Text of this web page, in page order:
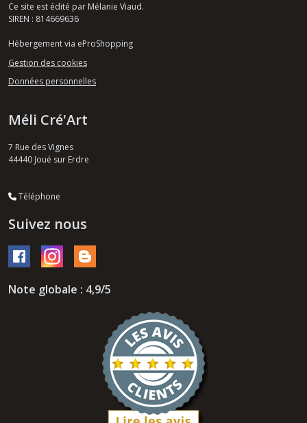
Ce site est édité par Mélanie Viaud.
SIREN : 814669636
Hébergement via eProShopping
Gestion des cookies
Données personnelles
Méli Cré'Art
7 Rue des Vignes
44440 Joué sur Erdre
Téléphone
Suivez nous
Note globale : 4,9/5